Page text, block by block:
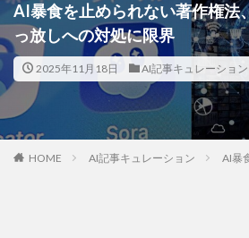
AI暴食を止められない著作権法
っ放しへの対処に限界
2025年11月18日 AI記事キュレーション
HOME AI記事キュレーション AI暴